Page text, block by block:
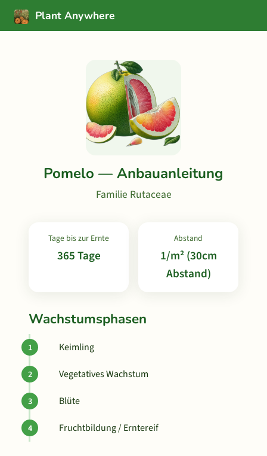
Plant Anywhere
Pomelo — Anbauanleitung
Familie Rutaceae
Tage bis zur Ernte
365 Tage
Abstand
1/m² (30cm
Abstand)
Wachstumsphasen
Keimling
Vegetatives Wachstum
Blüte
Fruchtbildung / Erntereif